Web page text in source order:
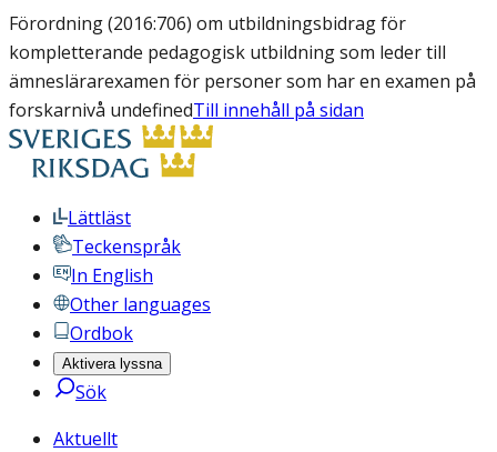
Förordning (2016:706) om utbildningsbidrag för
kompletterande pedagogisk utbildning som leder till
ämneslärarexamen för personer som har en examen på
forskarnivå undefinedTill innehåll på sidan
Lättläst
Teckenspråk
In English
Other languages
Ordbok
Aktivera lyssna
Sök
Aktuellt